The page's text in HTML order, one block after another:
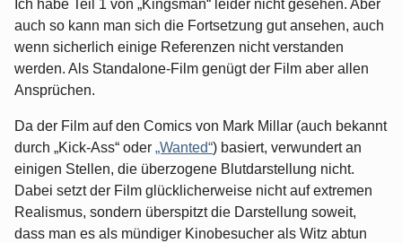
Ich habe Teil 1 von „Kingsman“ leider nicht gesehen. Aber
auch so kann man sich die Fortsetzung gut ansehen, auch
wenn sicherlich einige Referenzen nicht verstanden
werden. Als Standalone-Film genügt der Film aber allen
Ansprüchen.
Da der Film auf den Comics von Mark Millar (auch bekannt
durch „Kick-Ass“ oder „Wanted“) basiert, verwundert an
einigen Stellen, die überzogene Blutdarstellung nicht.
Dabei setzt der Film glücklicherweise nicht auf extremen
Realismus, sondern überspitzt die Darstellung soweit,
dass man es als mündiger Kinobesucher als Witz abtun